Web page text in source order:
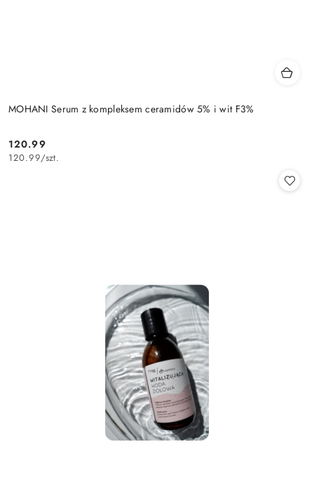
MOHANI Serum z kompleksem ceramidów 5% i wit F3%
Cena:
120.99
120.99/szt.